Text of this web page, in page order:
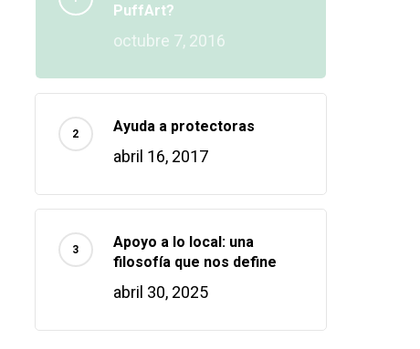
PuffArt?
octubre 7, 2016
Ayuda a protectoras
abril 16, 2017
Apoyo a lo local: una
filosofía que nos define
abril 30, 2025